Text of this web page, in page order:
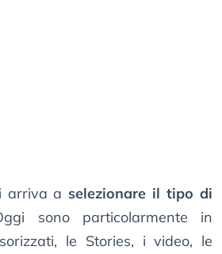
arriva a selezionare il tipo di
sono particolarmente in
le Stories, i video, le